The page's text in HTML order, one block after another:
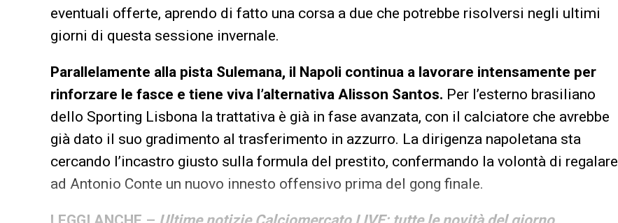
eventuali offerte, aprendo di fatto una corsa a due che potrebbe risolversi negli ultimi
giorni di questa sessione invernale.
Parallelamente alla pista Sulemana, il Napoli continua a lavorare intensamente per
rinforzare le fasce e tiene viva l’alternativa Alisson Santos. Per l’esterno brasiliano
dello Sporting Lisbona la trattativa è già in fase avanzata, con il calciatore che avrebbe
già dato il suo gradimento al trasferimento in azzurro. La dirigenza napoletana sta
cercando l’incastro giusto sulla formula del prestito, confermando la volontà di regalare
ad Antonio Conte un nuovo innesto offensivo prima del gong finale.